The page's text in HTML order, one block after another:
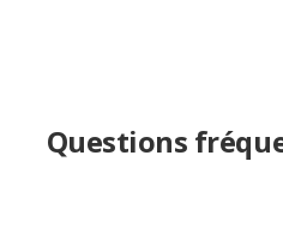
Questions